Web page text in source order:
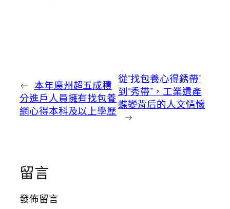
← 本年廣州超五成積
分進戶人員擁有找包養
網心得本科及以上學歷
從“找包養心得銹帶”
到“秀帶”，工業遺產
蝶變背后的人文情懷
→
留言
發佈留言